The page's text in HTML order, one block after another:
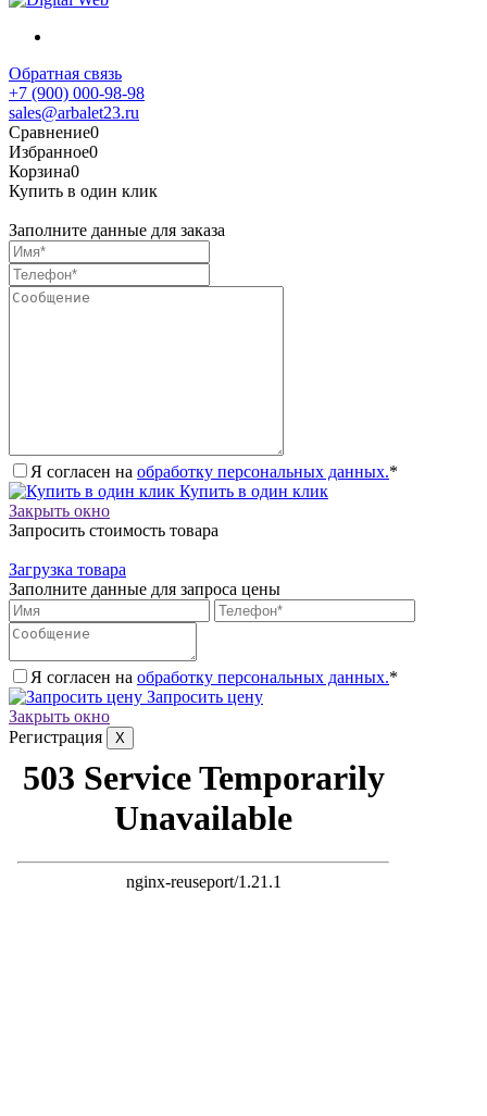
Обратная связь
+7 (900) 000-98-98
sales@arbalet23.ru
Сравнение0
Избранное0
Корзина0
Купить в один клик
Заполните данные для заказа
Я согласен на обработку персональных данных.*
Купить в один клик
Закрыть окно
Запросить стоимость товара
Загрузка товара
Заполните данные для запроса цены
Я согласен на обработку персональных данных.*
Запросить цену
Закрыть окно
Регистрация
X